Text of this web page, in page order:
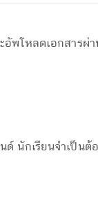
โหลดเอกสารผ่า
นักเรียนจำเป็นต้